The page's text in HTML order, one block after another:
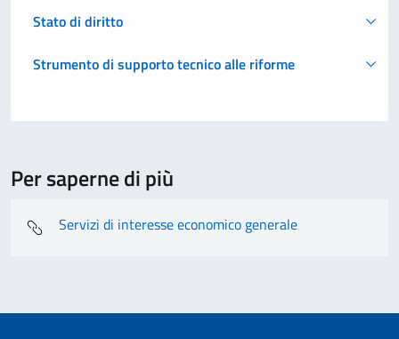
Stato di diritto
Strumento di supporto tecnico alle riforme
Per saperne di più
Servizi di interesse economico generale